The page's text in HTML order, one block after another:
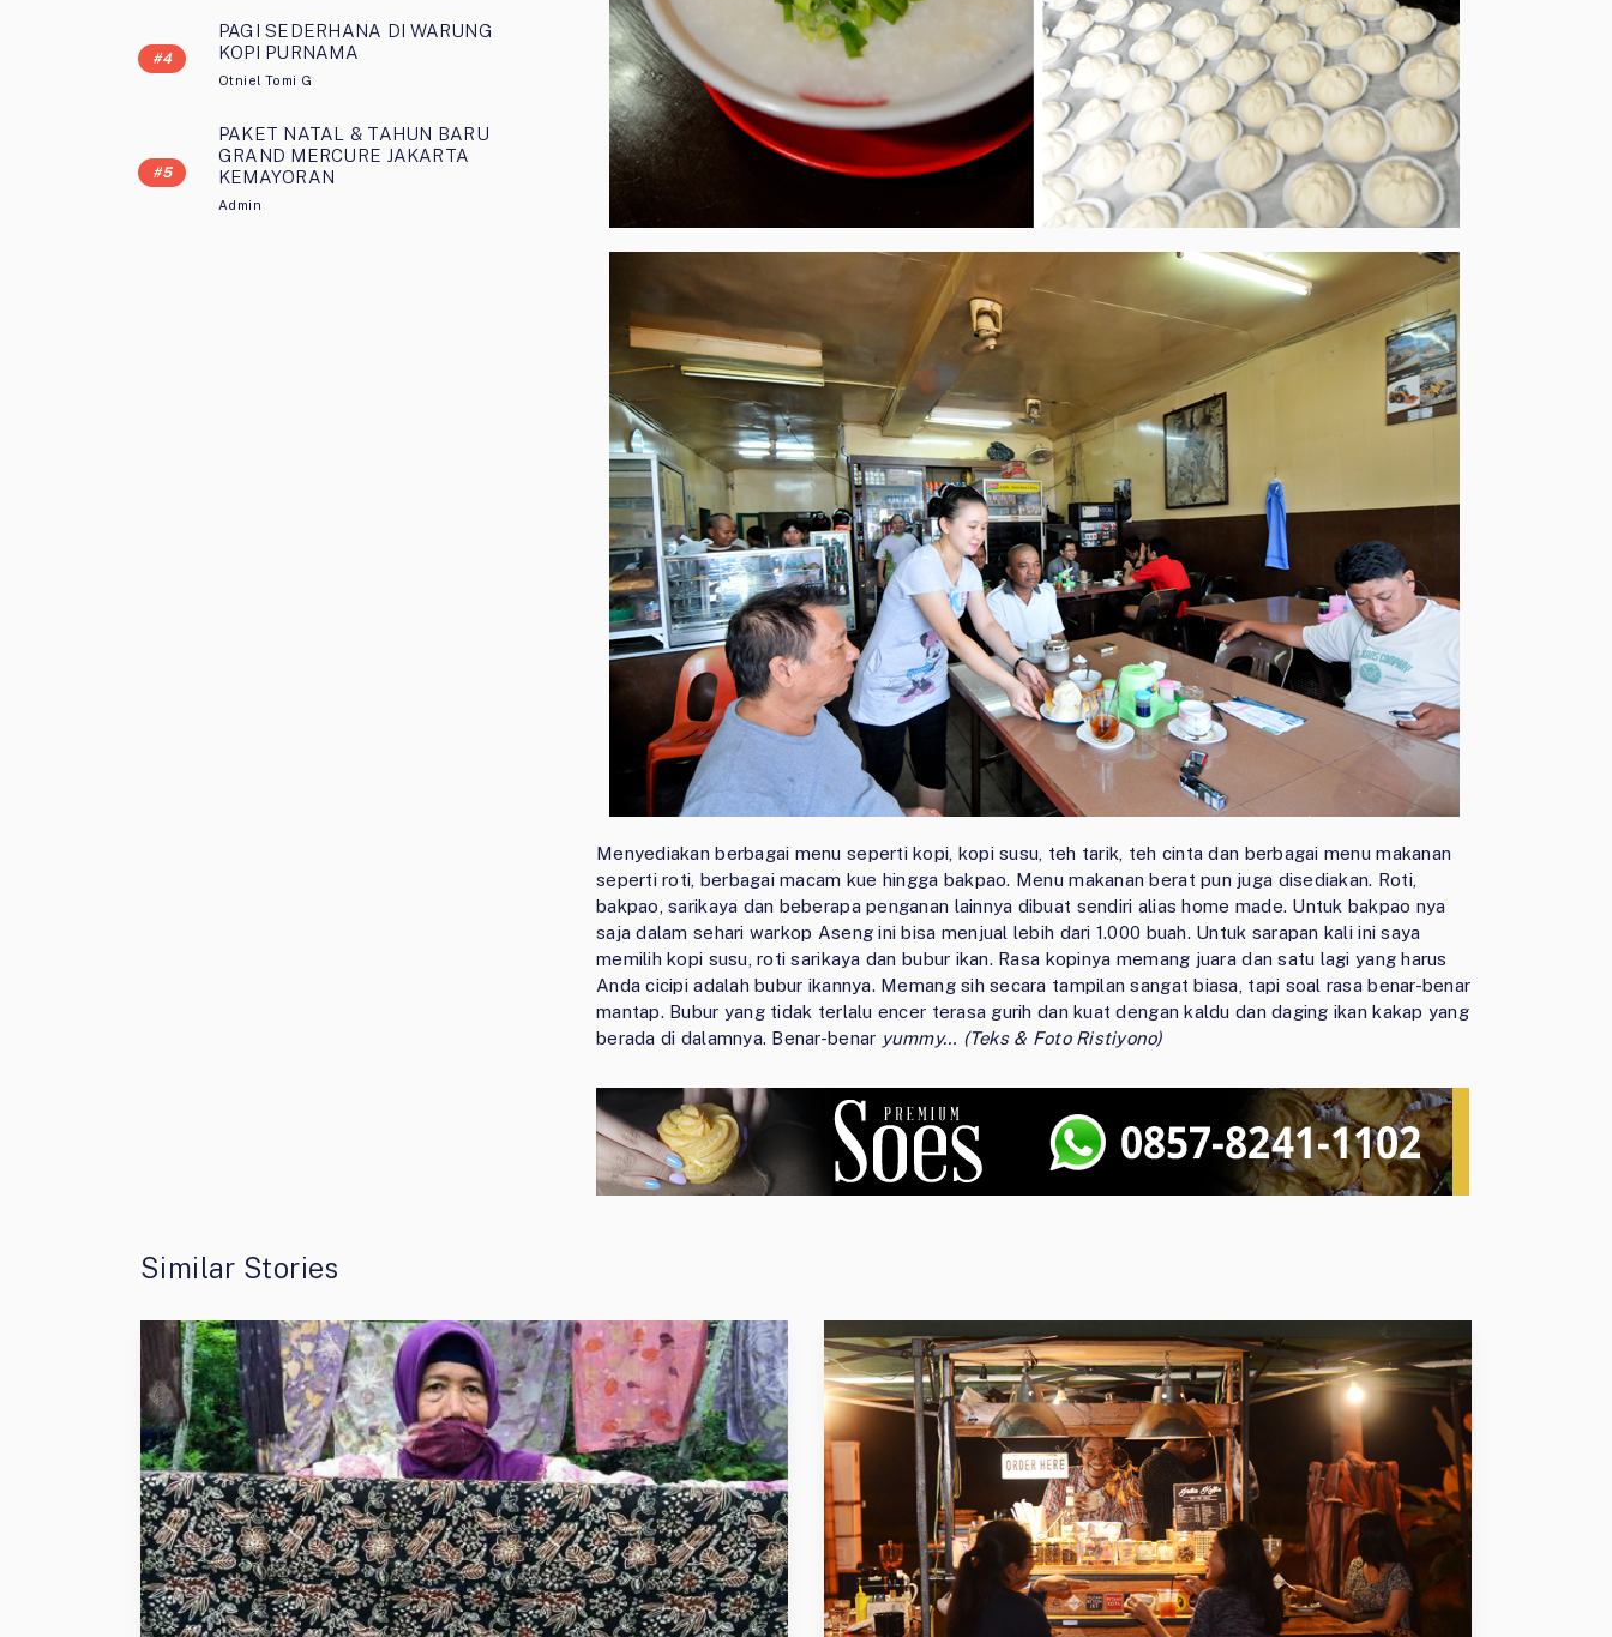
Menyediakan berbagai menu seperti kopi, kopi susu, teh tarik, teh cinta dan berbagai menu makanan
seperti roti, berbagai macam kue hingga bakpao. Menu makanan berat pun juga disediakan. Roti,
bakpao, sarikaya dan beberapa penganan lainnya dibuat sendiri alias home made. Untuk bakpao nya
saja dalam sehari warkop Aseng ini bisa menjual lebih dari 1.000 buah. Untuk sarapan kali ini saya
memilih kopi susu, roti sarikaya dan bubur ikan. Rasa kopinya memang juara dan satu lagi yang harus
Anda cicipi adalah bubur ikannya. Memang sih secara tampilan sangat biasa, tapi soal rasa benar-benar
mantap. Bubur yang tidak terlalu encer terasa gurih dan kuat dengan kaldu dan daging ikan kakap yang
berada di dalamnya. Benar-benar yummy… (Teks & Foto Ristiyono)
PAGI SEDERHANA DI WARUNG
KOPI PURNAMA
Otniel Tomi G
PAKET NATAL & TAHUN BARU
GRAND MERCURE JAKARTA
KEMAYORAN
Admin
Similar Stories